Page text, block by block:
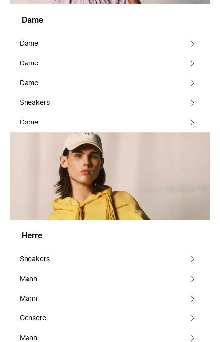
Dame
Dame
Dame
Dame
Sneakers
Dame
Herre
Sneakers
Mann
Mann
Gensere
Mann